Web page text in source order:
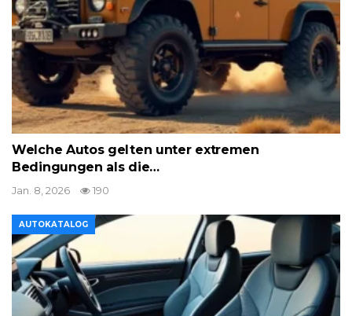
Welche Autos gelten unter extremen
Bedingungen als die…
Jan. 8, 2026 190
AUTOKATALOG